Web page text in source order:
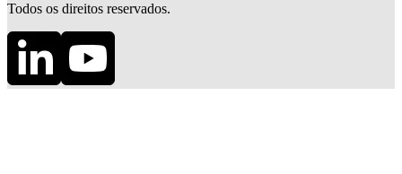
Todos os direitos reservados.